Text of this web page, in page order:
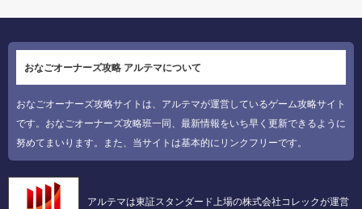
おなごオーナーズ攻略 アルテマについて
おなごオーナーズ攻略サイトは、アルテマが運営しているゲーム攻略サイト
です。おなごオーナーズ攻略班一同、最新情報をいち早く更新できるように
努めてまいります。また、当サイトは基本的にリンクフリーです。
アルテマは東証スタンダード上場の株式会社コレックが運営